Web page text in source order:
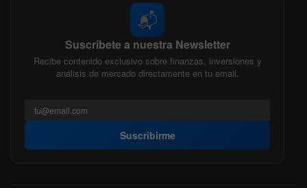
📬
Suscríbete a nuestra Newsletter
Recibe contenido exclusivo sobre finanzas, inversiones y
análisis de mercado directamente en tu email.
Suscribirme